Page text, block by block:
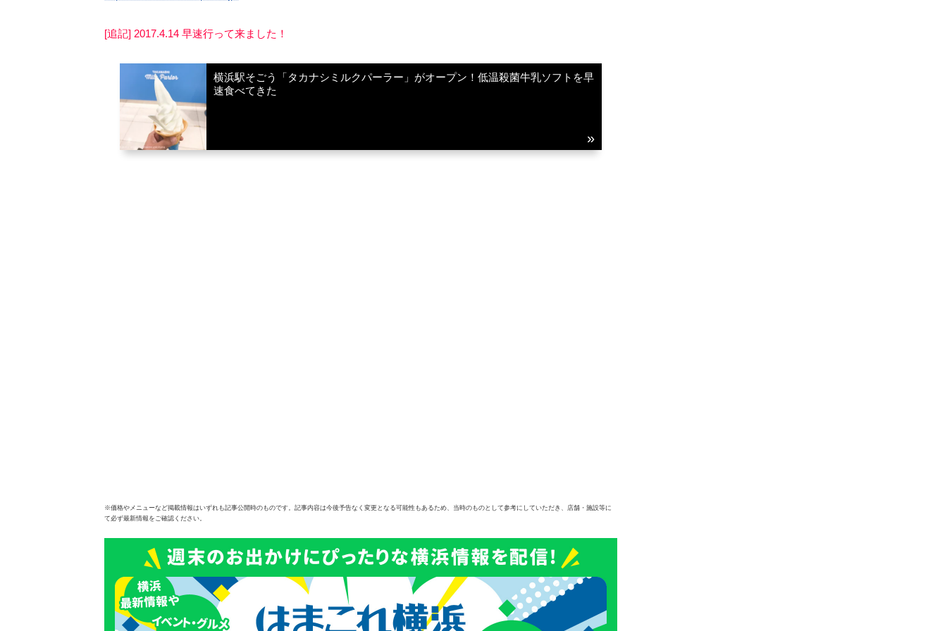
[追記] 2017.4.14 早速行って来ました！
横浜駅そごう「タカナシミルクパーラー」がオープン！低温殺菌牛乳ソフトを早
速食べてきた
※価格やメニューなど掲載情報はいずれも記事公開時のものです。記事内容は今後予告なく変更となる可能性もあるため、当時のものとして参考にしていただき、店舗・施設等に
て必ず最新情報をご確認ください。